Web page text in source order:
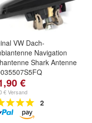
VW Dach-
Navigation
Shark Antenne
€
€ Versand
2